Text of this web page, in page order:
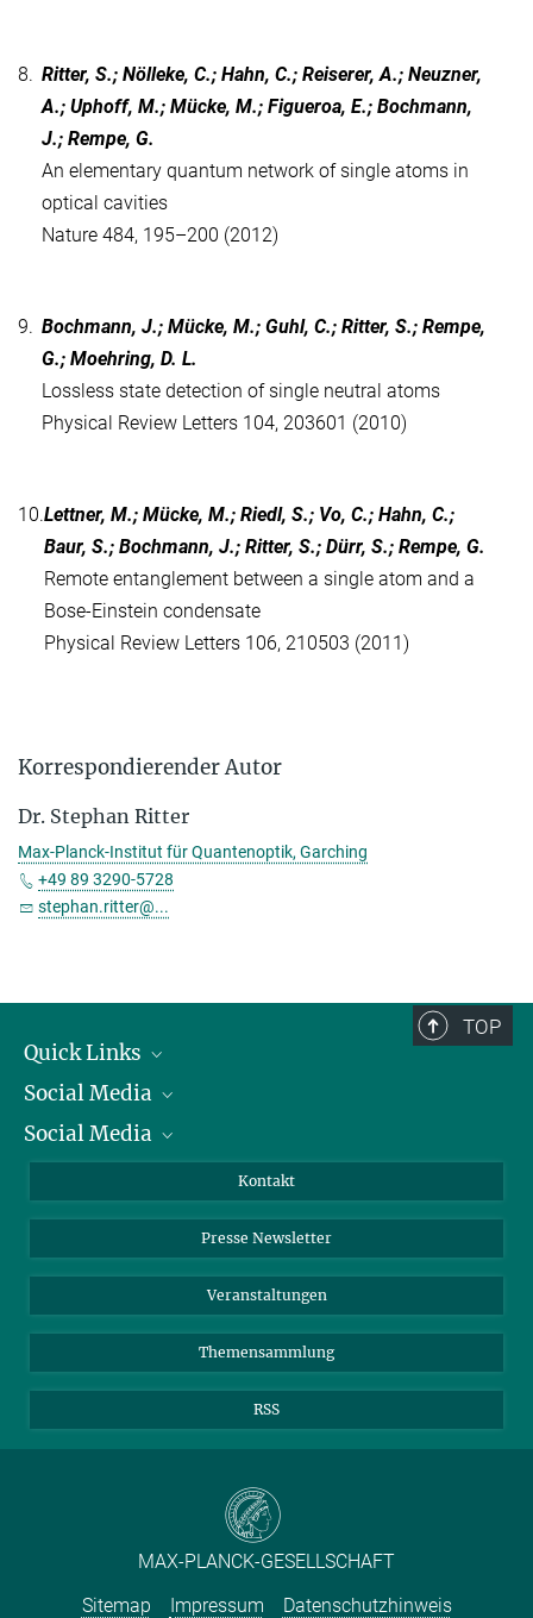
8. Ritter, S.; Nölleke, C.; Hahn, C.; Reiserer, A.; Neuzner,
A.; Uphoff, M.; Mücke, M.; Figueroa, E.; Bochmann,
J.; Rempe, G.
An elementary quantum network of single atoms in
optical cavities
Nature 484, 195–200 (2012)
9. Bochmann, J.; Mücke, M.; Guhl, C.; Ritter, S.; Rempe,
G.; Moehring, D. L.
Lossless state detection of single neutral atoms
Physical Review Letters 104, 203601 (2010)
10.Lettner, M.; Mücke, M.; Riedl, S.; Vo, C.; Hahn, C.;
Baur, S.; Bochmann, J.; Ritter, S.; Dürr, S.; Rempe, G.
Remote entanglement between a single atom and a
Bose-Einstein condensate
Physical Review Letters 106, 210503 (2011)
Korrespondierender Autor
Dr. Stephan Ritter
Max-Planck-Institut für Quantenoptik, Garching
+49 89 3290-5728
stephan.ritter@...
TOP
Quick Links
Präsident
Zahlen und Fakten
Social Media
Bluesky
TikTok
Social Media
Instagram
YouTube
Kontakt
Presse Newsletter
Veranstaltungen
Themensammlung
RSS
MAX-PLANCK-GESELLSCHAFT
Sitemap
Impressum Datenschutzhinweis